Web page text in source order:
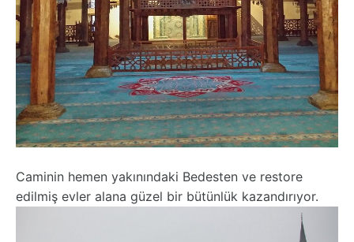
Caminin hemen yakınındaki Bedesten ve restore
edilmiş evler alana güzel bir bütünlük kazandırıyor.